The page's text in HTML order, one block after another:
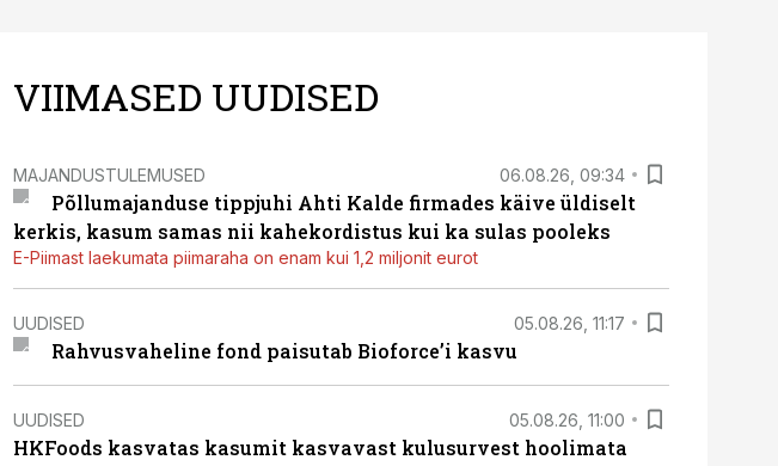
VIIMASED UUDISED
MAJANDUSTULEMUSED 06.08.26, 09:34
Põllumajanduse tippjuhi Ahti Kalde firmades käive üldiselt
kerkis, kasum samas nii kahekordistus kui ka sulas pooleks
E-Piimast laekumata piimaraha on enam kui 1,2 miljonit eurot
UUDISED 05.08.26, 11:17
Rahvusvaheline fond paisutab Bioforce’i kasvu
UUDISED 05.08.26, 11:00
HKFoods kasvatas kasumit kasvavast kulusurvest hoolimata